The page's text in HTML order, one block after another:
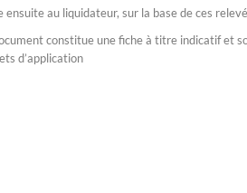
ensuite au liquidateur, sur la base de ces
constitue une fiche à titre indicatif et
d’application